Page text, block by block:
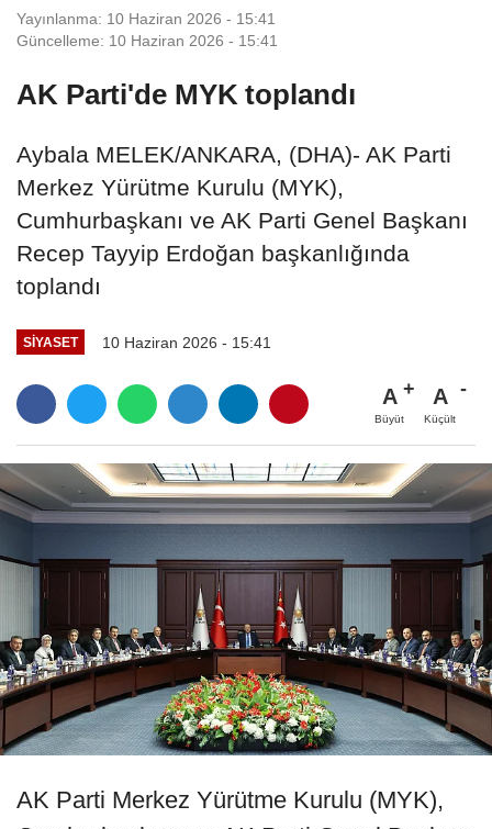
Yayınlanma: 10 Haziran 2026 - 15:41
Güncelleme: 10 Haziran 2026 - 15:41
AK Parti'de MYK toplandı
Aybala MELEK/ANKARA, (DHA)- AK Parti
Merkez Yürütme Kurulu (MYK),
Cumhurbaşkanı ve AK Parti Genel Başkanı
Recep Tayyip Erdoğan başkanlığında
toplandı
SIYASET 10 Haziran 2026 - 15:41
A
Büyüt
A
Küçült
AK Parti Merkez Yürütme Kurulu (MYK),